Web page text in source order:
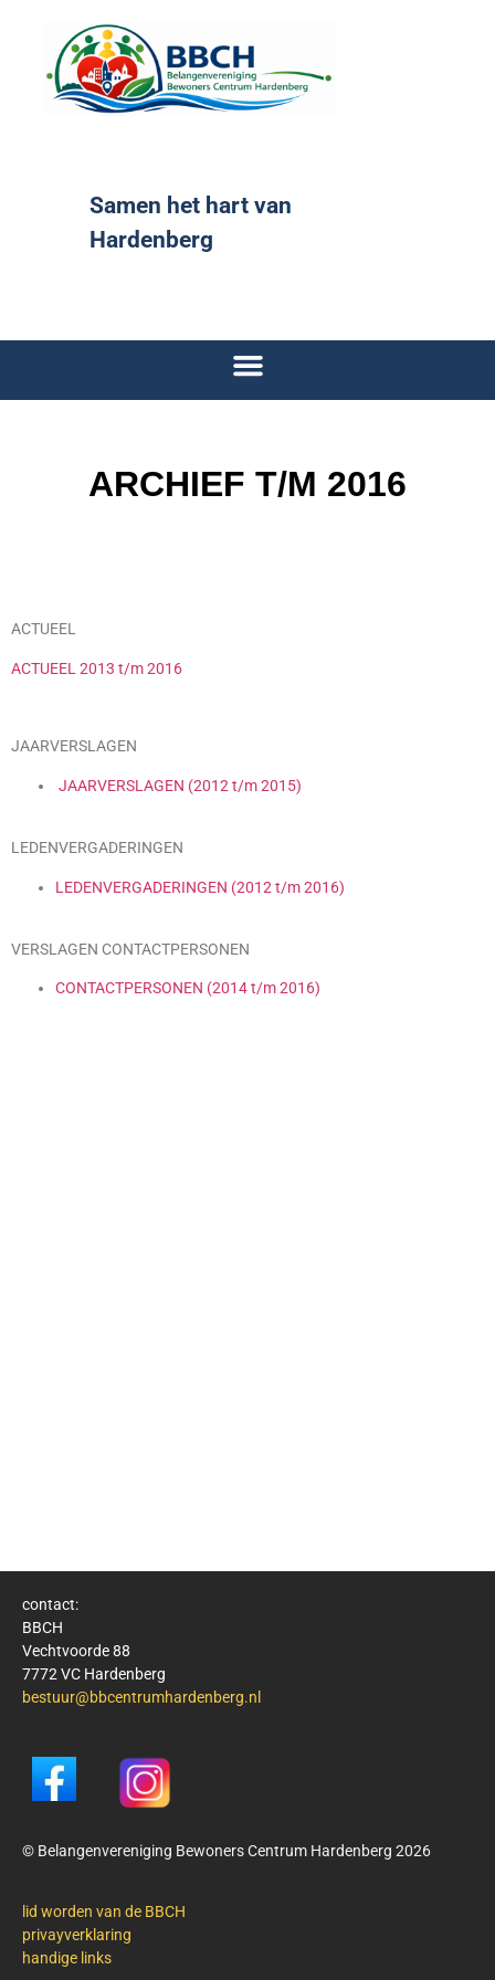
Samen het hart van
Hardenberg
ARCHIEF T/M 2016
ACTUEEL
ACTUEEL 2013 t/m 2016
JAARVERSLAGEN
JAARVERSLAGEN (2012 t/m 2015)
LEDENVERGADERINGEN
LEDENVERGADERINGEN (2012 t/m 2016)
VERSLAGEN CONTACTPERSONEN
CONTACTPERSONEN (2014 t/m 2016)
contact:
BBCH
Vechtvoorde 88
7772 VC Hardenberg
bestuur@bbcentrumhardenberg.nl
© Belangenvereniging Bewoners Centrum Hardenberg 2026
lid worden van de BBCH
privayverklaring
handige links